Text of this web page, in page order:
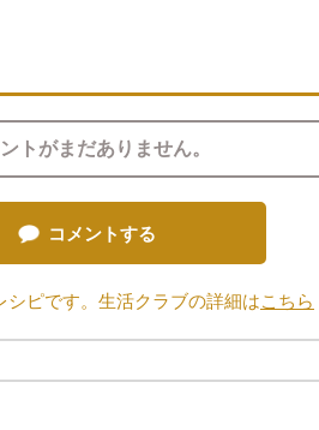
トがまだありません。
コメントする
ピです。生活クラブの詳細はこちら